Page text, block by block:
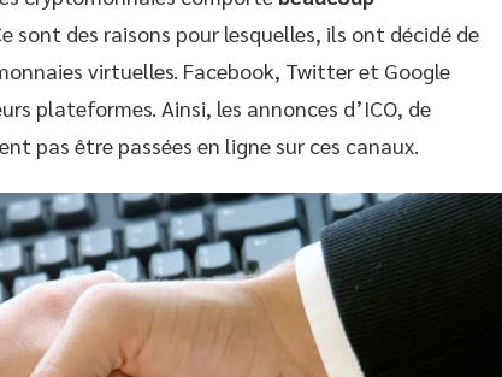
sont des raisons pour lesquelles, ils ont décidé de
virtuelles. Facebook, Twitter et Google
plateformes. Ainsi, les annonces d’ICO, de
pas être passées en ligne sur ces canaux.